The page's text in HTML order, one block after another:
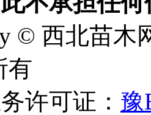
© 西北苗木
有
许可证： 豫